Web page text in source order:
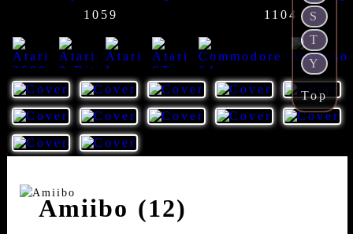
1059 1104
23 8 7 1 1 14
Amiibo (12)
S
T
Y
Top